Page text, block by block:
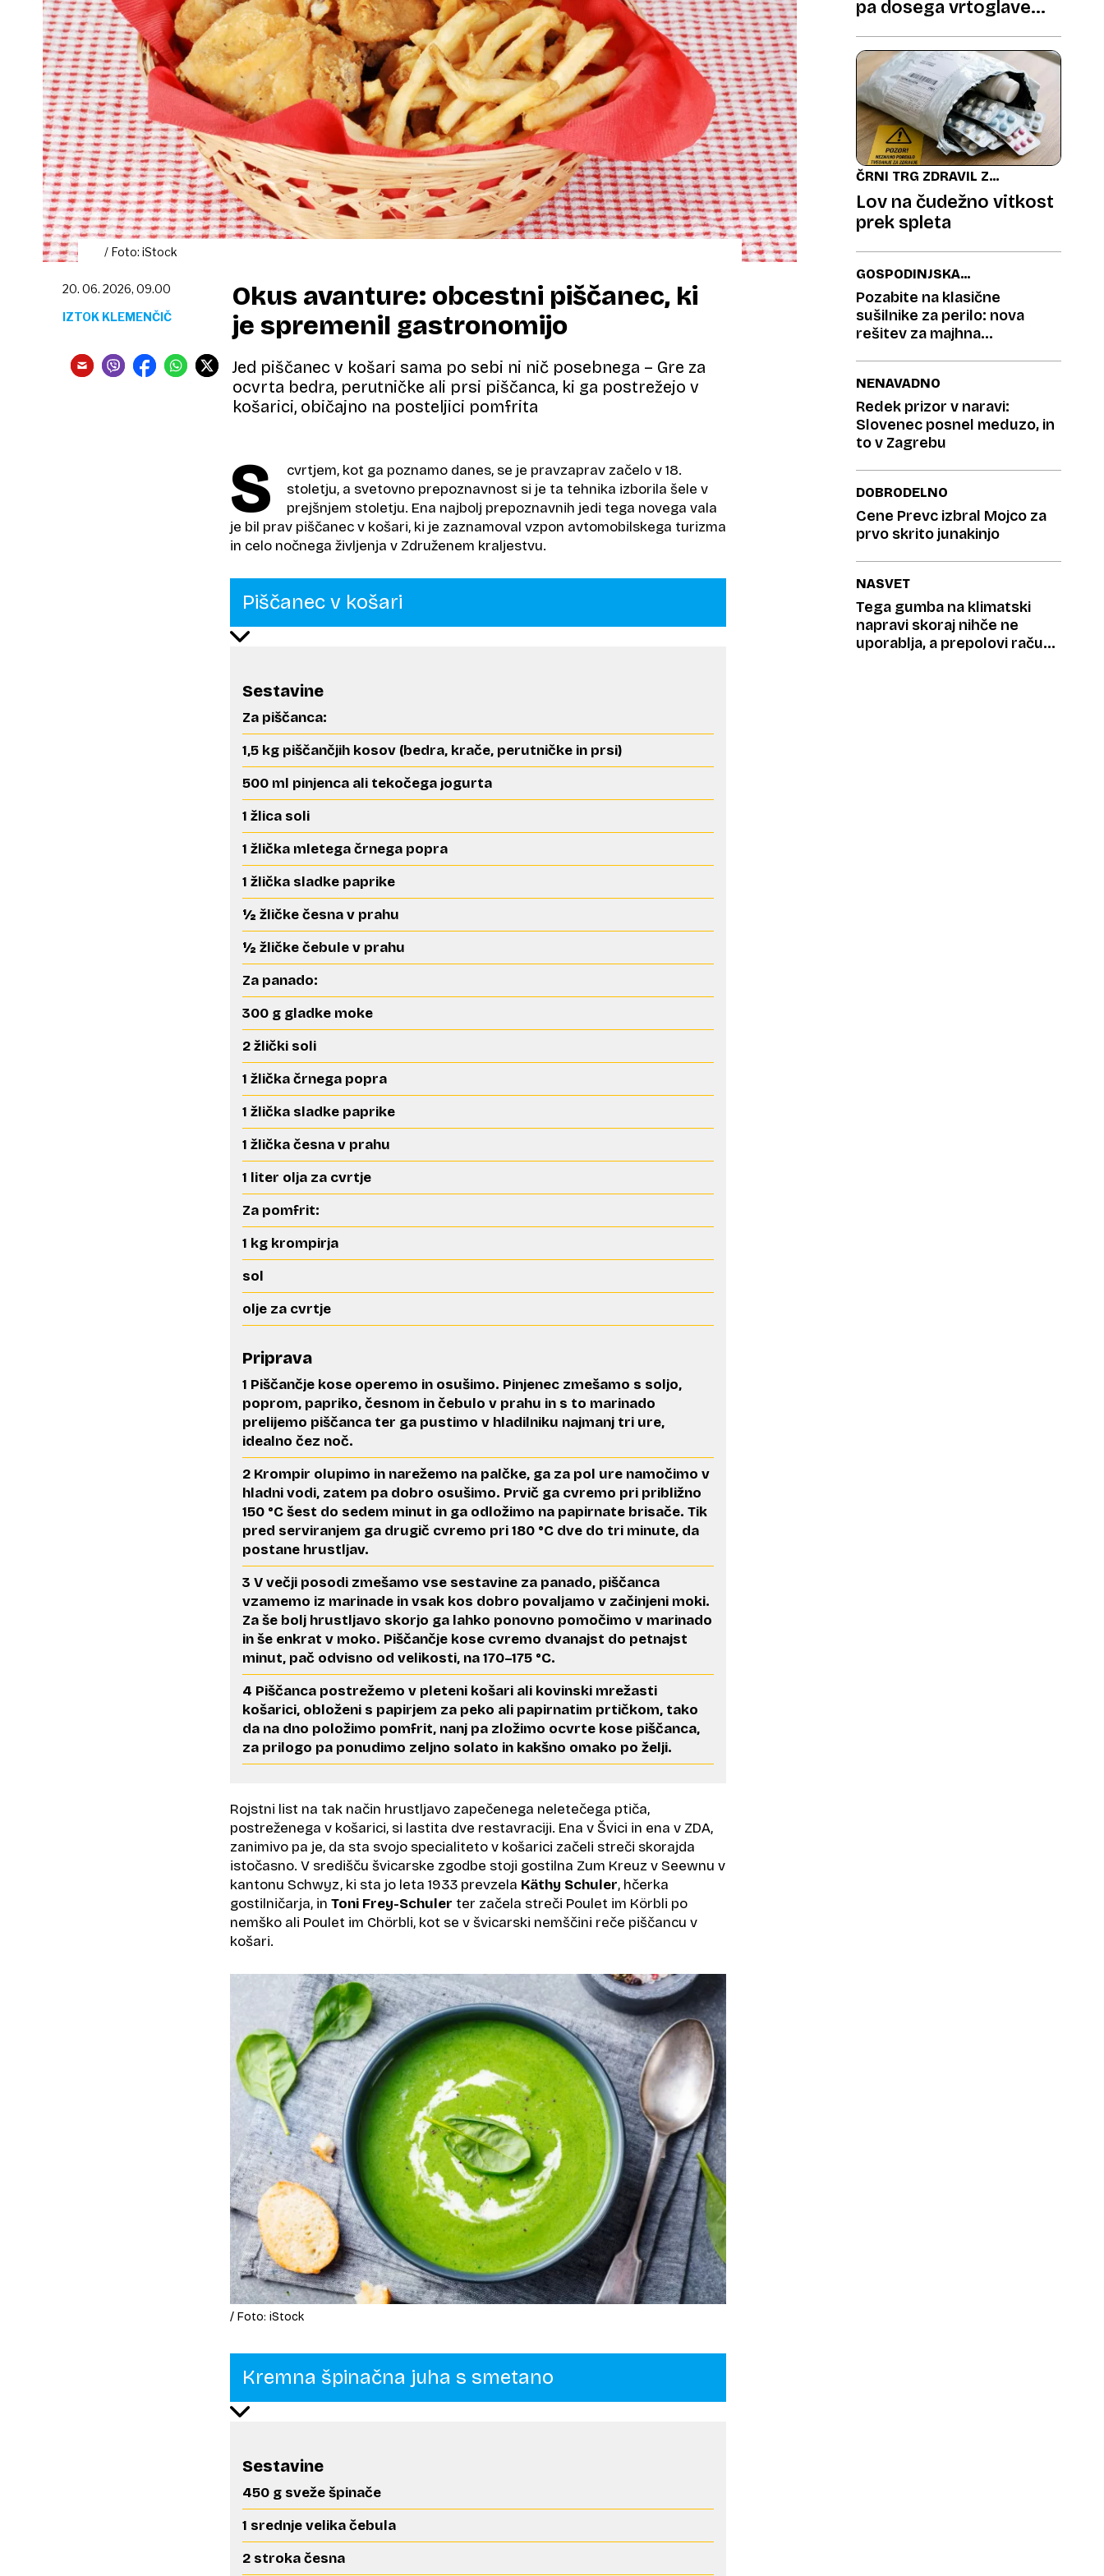
/ Foto: iStock
Okus avanture: obcestni piščanec, ki
je spremenil gastronomijo
Jed piščanec v košari sama po sebi ni nič posebnega – Gre za
ocvrta bedra, perutničke ali prsi piščanca, ki ga postrežejo v
košarici, običajno na posteljici pomfrita
20. 06. 2026, 09.00
IZTOK KLEMENČIČ
S
cvrtjem, kot ga poznamo danes, se je pravzaprav začelo v 18.
stoletju, a svetovno prepoznavnost si je ta tehnika izborila šele v
prejšnjem stoletju. Ena najbolj prepoznavnih jedi tega novega vala
je bil prav piščanec v košari, ki je zaznamoval vzpon avtomobilskega turizma
in celo nočnega življenja v Združenem kraljestvu.
Piščanec v košari
Sestavine
Za piščanca:
1,5 kg piščančjih kosov (bedra, krače, perutničke in prsi)
500 ml pinjenca ali tekočega jogurta
1 žlica soli
1 žlička mletega črnega popra
1 žlička sladke paprike
½ žličke česna v prahu
½ žličke čebule v prahu
Za panado:
300 g gladke moke
2 žlički soli
1 žlička črnega popra
1 žlička sladke paprike
1 žlička česna v prahu
1 liter olja za cvrtje
Za pomfrit:
1 kg krompirja
sol
olje za cvrtje
Priprava
1 Piščančje kose operemo in osušimo. Pinjenec zmešamo s soljo,
poprom, papriko, česnom in čebulo v prahu in s to marinado
prelijemo piščanca ter ga pustimo v hladilniku najmanj tri ure,
idealno čez noč.
2 Krompir olupimo in narežemo na palčke, ga za pol ure namočimo v
hladni vodi, zatem pa dobro osušimo. Prvič ga cvremo pri približno
150 °C šest do sedem minut in ga odložimo na papirnate brisače. Tik
pred serviranjem ga drugič cvremo pri 180 °C dve do tri minute, da
postane hrustljav.
3 V večji posodi zmešamo vse sestavine za panado, piščanca
vzamemo iz marinade in vsak kos dobro povaljamo v začinjeni moki.
Za še bolj hrustljavo skorjo ga lahko ponovno pomočimo v marinado
in še enkrat v moko. Piščančje kose cvremo dvanajst do petnajst
minut, pač odvisno od velikosti, na 170–175 °C.
4 Piščanca postrežemo v pleteni košari ali kovinski mrežasti
košarici, obloženi s papirjem za peko ali papirnatim prtičkom, tako
da na dno položimo pomfrit, nanj pa zložimo ocvrte kose piščanca,
za prilogo pa ponudimo zeljno solato in kakšno omako po želji.
Rojstni list na tak način hrustljavo zapečenega neletečega ptiča,
postreženega v košarici, si lastita dve restavraciji. Ena v Švici in ena v ZDA,
zanimivo pa je, da sta svojo specialiteto v košarici začeli streči skorajda
istočasno. V središču švicarske zgodbe stoji gostilna Zum Kreuz v Seewnu v
kantonu Schwyz, ki sta jo leta 1933 prevzela Käthy Schuler, hčerka
gostilničarja, in Toni Frey-Schuler ter začela streči Poulet im Körbli po
nemško ali Poulet im Chörbli, kot se v švicarski nemščini reče piščancu v
košari.
/ Foto: iStock
Kremna špinačna juha s smetano
Sestavine
450 g sveže špinače
1 srednje velika čebula
2 stroka česna
pa dosega vrtoglave
ČRNI TRG ZDRAVIL ZA
HUJŠANJE
Lov na čudežno vitkost
prek spleta
GOSPODINJSKA
OPRAVILA
Pozabite na klasične
sušilnike za perilo: nova
rešitev za majhna
NENAVADNO
Redek prizor v naravi:
Slovenec posnel meduzo, in
to v Zagrebu
DOBRODELNO
Cene Prevc izbral Mojco za
prvo skrito junakinjo
NASVET
Tega gumba na klimatski
napravi skoraj nihče ne
uporablja, a prepolovi račun